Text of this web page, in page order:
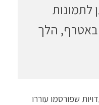
לתמונות
באטרף, הלך
שפורסמו עוררו